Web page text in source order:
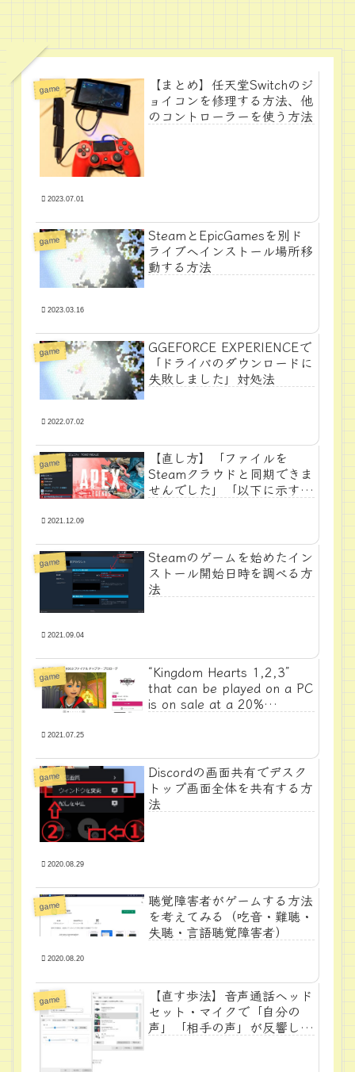
game
【まとめ】任天堂Switchのジ
ョイコンを修理する方法、他
のコントローラーを使う方法
2023.07.01
game
SteamとEpicGamesを別ド
ライブへインストール場所移
動する方法
2023.03.16
game
GGEFORCE EXPERIENCEで
「ドライバのダウンロードに
失敗しました」対処法
2022.07.02
game
【直し方】「ファイルを
Steamクラウドと同期できま
せんでした」「以下に示すオ
2021.12.09
game
Steamのゲームを始めたイン
ストール開始日時を調べる方
法
2021.09.04
game
“Kingdom Hearts 1,2,3”
that can be played on a PC
is on sale at a 20%
2021.07.25
game
Discordの画面共有でデスク
トップ画面全体を共有する方
法
2020.08.29
game
聴覚障害者がゲームする方法
を考えてみる（吃音・難聴・
失聴・言語聴覚障害者）
2020.08.20
game
【直す歩法】音声通話ヘッド
セット・マイクで「自分の
声」「相手の声」が反響して